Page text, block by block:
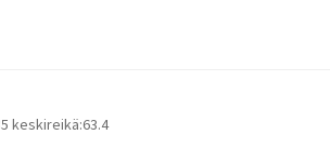
keskireikä:63.4